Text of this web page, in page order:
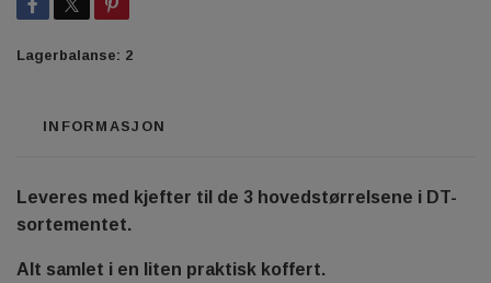
Lagerbalanse: 2
INFORMASJON
Leveres med kjefter til de 3 hovedstørrelsene i DT-
sortementet.
Alt samlet i en liten praktisk koffert.